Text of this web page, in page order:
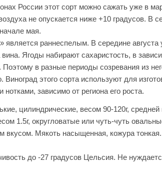
России этот сорт можно сажать уже в
не опускается ниже +10 градусов. В
мая.
является раннеспелым. В середине
вина. Ягоды набирают сахаристость, в
Поэтому в разные периоды созревания из
Виноград этого сорта используют для
нотками, зависимо от региона его роста.
цилиндрические, весом 90-120г,
1.5г, округловатые или чуть-чуть
вкусом. Мякоть насыщенная, кожура
до -27 градусов Цельсия. Не